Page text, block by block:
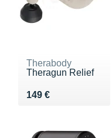
Therabody
Theragun Relief
149 €
Vendu 149 €